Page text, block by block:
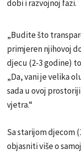
dobi i razvojnoj fazi.
„Budite što
primjeren njihovoj
djecu (2-3 godine)
„Da, vani je velika
sada u ovoj
vjetra.“
Sa starijom djecom
objasniti više o